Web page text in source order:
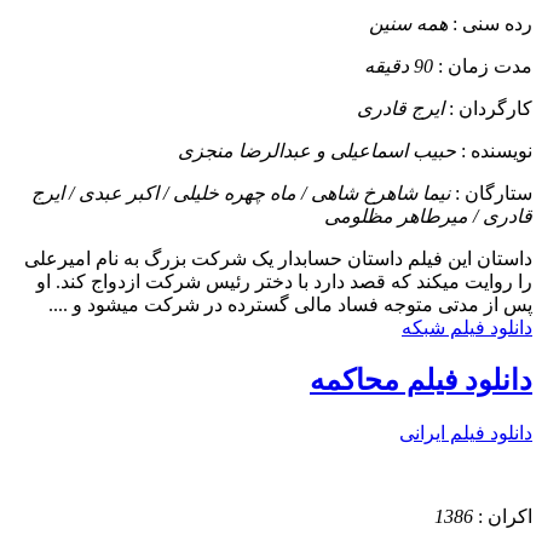
رده سنی : همه سنین
مدت زمان : 90 دقیقه
کارگردان :ایرج قادری
نویسنده : حبیب اسماعیلی و عبدالرضا منجزی
ستارگان :نیما شاهرخ شاهی / ماه چهره خلیلی / اکبر عبدی / ایرج
قادری / میرطاهر مظلومی
داستان این فیلم داستان حسابدار یک شرکت بزرگ به نام امیرعلی
را روایت میکند که قصد دارد با دختر رئیس شرکت ازدواج کند. او
پس از مدتی متوجه فساد مالی گسترده در شرکت میشود و ....
دانلود فیلم شبکه
دانلود فیلم محاکمه
دانلود فیلم ایرانی
اکران : 1386